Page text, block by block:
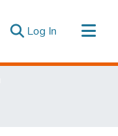
Log In (current)